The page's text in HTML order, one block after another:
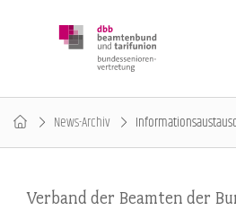
News-Archiv
Verband der Beamten der